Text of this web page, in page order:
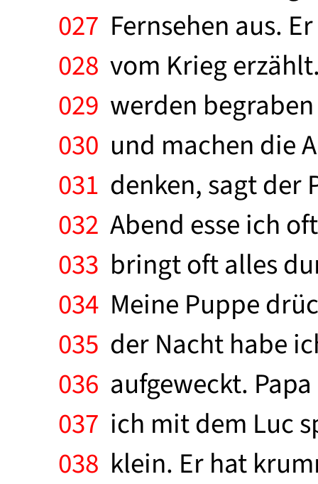
027 Fernsehen aus.
028 vom Krieg
029 werden
030 und machen die
031 denken, sagt der
032 Abend esse ich
033 bringt oft alles
034 Meine Puppe
035 der Nacht habe
036 aufgeweckt.
037 ich mit dem Luc
038 klein. Er hat